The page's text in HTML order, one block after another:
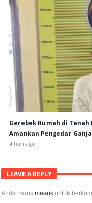
Gerebek Rumah di
Amankan Pengedar
4 hari ago
LEAVE A REPLY
Anda harusmasuk untuk